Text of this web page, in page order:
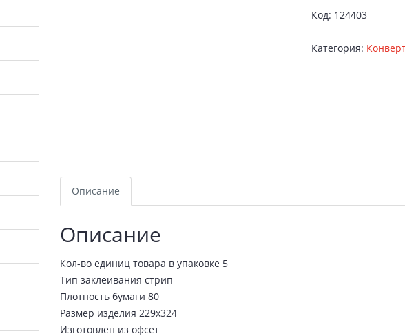
Код: 124403
Категория:
Описание
Описание
Кол-во единиц товара в упаковке 5
Тип заклеивания стрип
Плотность бумаги 80
Размер изделия 229х324
Изготовлен из офсет